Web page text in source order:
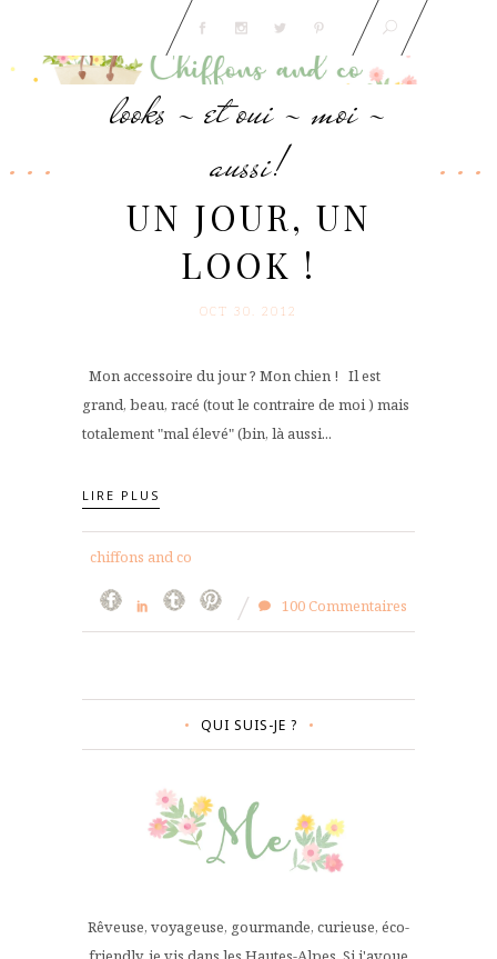
looks - et oui - moi -
aussi!
UN JOUR, UN
LOOK !
OCT 30. 2012
Mon accessoire du jour ? Mon chien ! Il est
grand, beau, racé (tout le contraire de moi ) mais
totalement "mal élevé" (bin, là aussi...
LIRE PLUS
chiffons and co
100 Commentaires
QUI SUIS-JE ?
Rêveuse, voyageuse, gourmande, curieuse, éco-